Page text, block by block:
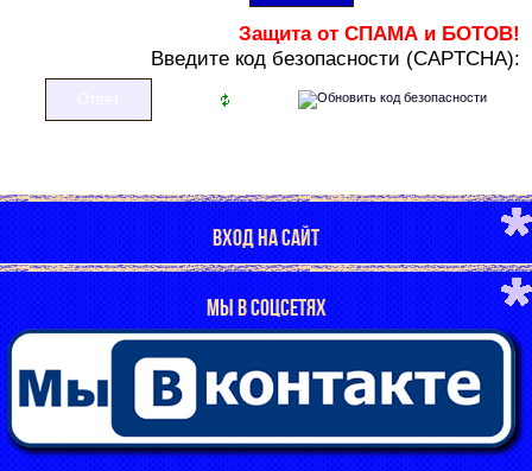
Защита от СПАМА и БОТОВ!
Введите код безопасности (CAPTCHA):
ВХОД НА САЙТ
МЫ В СОЦСЕТЯХ